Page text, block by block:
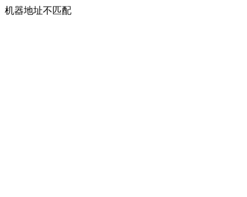
机器地址不匹配